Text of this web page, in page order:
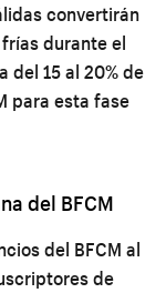
convertirán
durante el
del 15 al 20% de
para esta fase
del BFCM
del BFCM al
de